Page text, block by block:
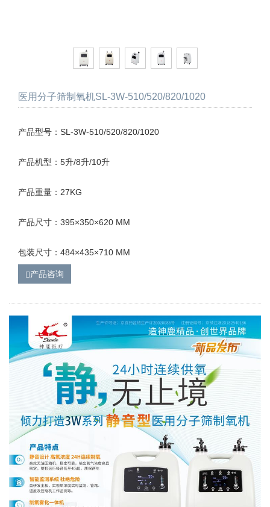
医用分子筛制氧机SL-3W-510/520/820/1020
产品型号：SL-3W-510/520/820/1020
产品机型：5升/8升/10升
产品重量：27KG
产品尺寸：395×350×620 MM
包装尺寸：484×435×710 MM
产品咨询